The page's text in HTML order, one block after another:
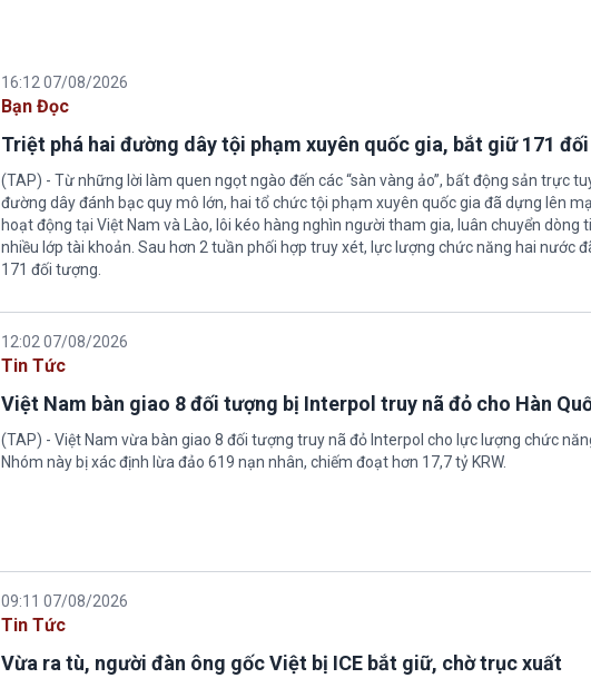
16:12 07/08/2026
Bạn Đọc
Triệt phá hai đường dây tội phạm xuyên quốc gia, bắt giữ 171
(TAP) - Từ những lời làm quen ngọt ngào đến các “sàn vàng ảo”, bất động sản trực
đường dây đánh bạc quy mô lớn, hai tổ chức tội phạm xuyên quốc gia đã dựng lên
hoạt động tại Việt Nam và Lào, lôi kéo hàng nghìn người tham gia, luân chuyển dòng
nhiều lớp tài khoản. Sau hơn 2 tuần phối hợp truy xét, lực lượng chức năng hai nước
171 đối tượng.
12:02 07/08/2026
Tin Tức
Việt Nam bàn giao 8 đối tượng bị Interpol truy nã đỏ cho Hàn
(TAP) - Việt Nam vừa bàn giao 8 đối tượng truy nã đỏ Interpol cho lực lượng chức
Nhóm này bị xác định lừa đảo 619 nạn nhân, chiếm đoạt hơn 17,7 tỷ KRW.
09:11 07/08/2026
Tin Tức
Vừa ra tù, người đàn ông gốc Việt bị ICE bắt giữ, chờ trục xuất